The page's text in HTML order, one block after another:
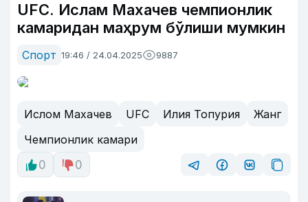
UFC. Ислам Махачев чемпионлик
камаридан маҳрум бўлиши мумкин
Спорт 19:46 / 24.04.2025 9887
Ислом Махачев UFC Илия Топурия
Жанг
Чемпионлик камари
0
0